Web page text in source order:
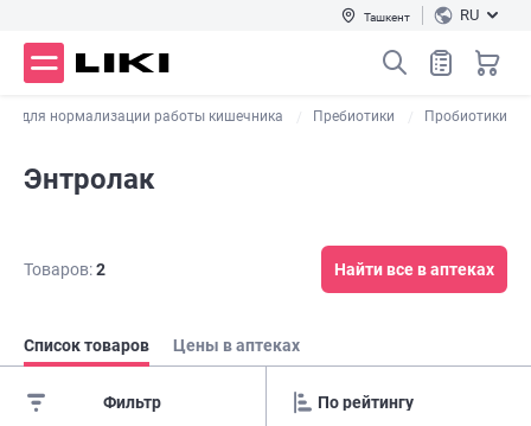
Ташкент RU
для нормализации работы кишечника Пребиотики Пробиотики
Энтролак
Товаров:2 Найти все в аптеках
Список товаров Цены в аптеках
Фильтр